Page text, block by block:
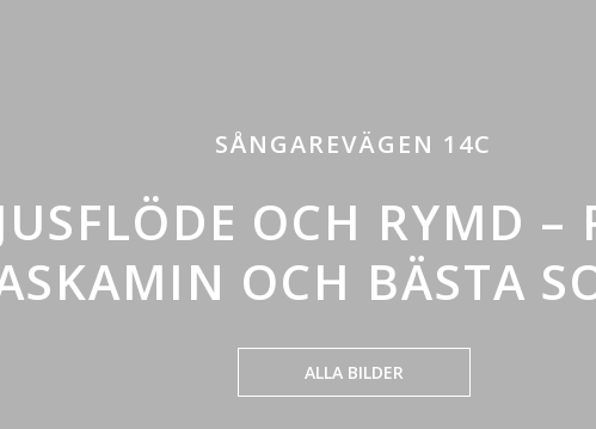
SÅNGAREVÄGEN 14C
OCH RYMD –
OCH BÄSTA
ALLA BILDER